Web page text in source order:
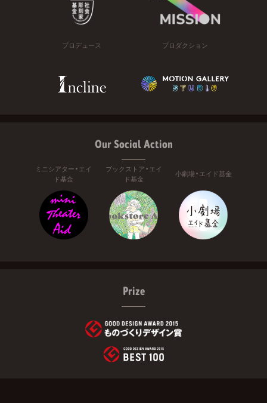
プロデュース プロダクション
Our Social Action
ミニシアター・エイ
ド基金
ブックストア・エイ
ド基金
小劇場・エイド基金
Prize